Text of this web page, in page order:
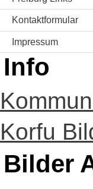
Kontaktformular
Impressum
Info
Korfu
Bilder